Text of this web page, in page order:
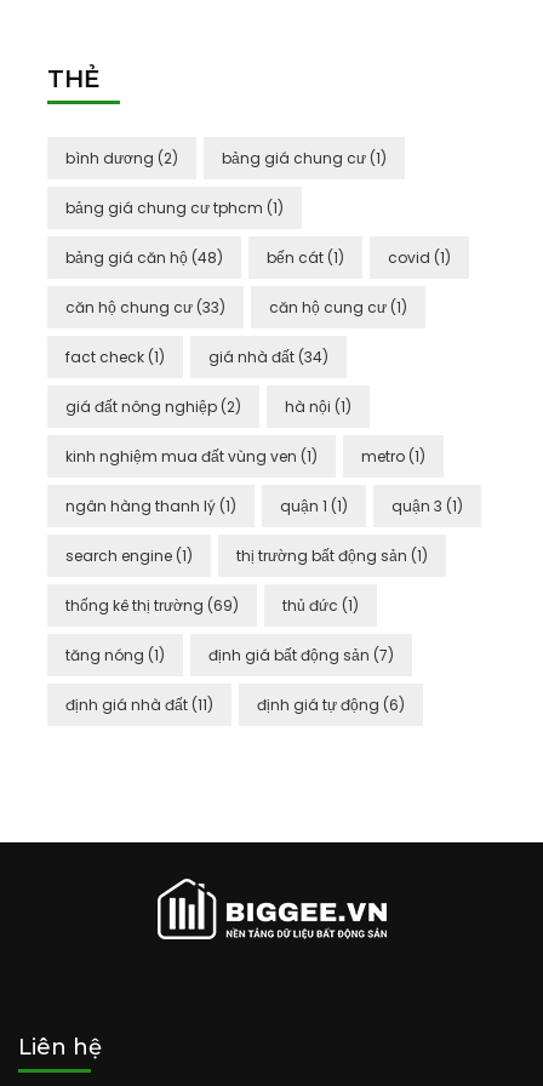
THẺ
bình dương (2) bảng giá chung cư (1)
bảng giá chung cư tphcm (1)
bảng giá căn hộ (48) bến cát (1) covid (1)
căn hộ chung cư (33) căn hộ cung cư (1)
fact check (1) giá nhà đất (34)
giá đất nông nghiệp (2) hà nội (1)
kinh nghiệm mua đất vùng ven (1) metro (1)
ngân hàng thanh lý (1) quận 1 (1) quận 3 (1)
search engine (1) thị trường bất động sản (1)
thống kê thị trường (69) thủ đức (1)
tăng nóng (1) định giá bất động sản (7)
định giá nhà đất (11) định giá tự động (6)
Liên hệ